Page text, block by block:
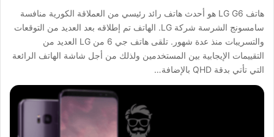
هاتف LG G6 هو أحدث هاتف رائد رئيسي من العملاقة الكورية منافسة
سامسونج الشرسة شركة LG. الهاتف تم إطلاقه بعد العديد من التوقعات
والتسريبات منذ عدة شهور. تلقى هاتف جي 6 من LG العديد من
التقييمات الإيجابية بين المستخدمين ولذلك من أجل شاشة الهاتف الرائعة
التي تأتي بدقة QHD بالإضافة…